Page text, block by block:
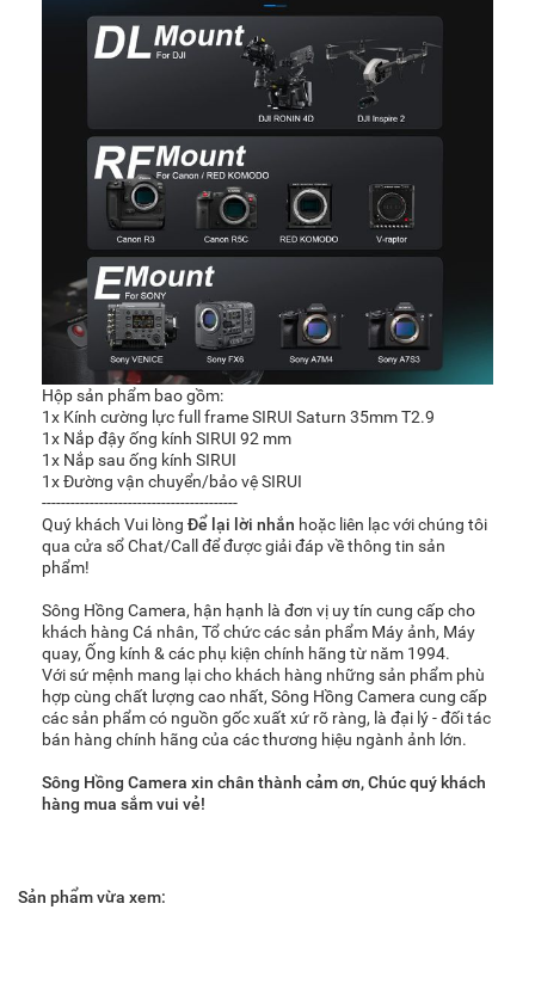
Hộp sản phẩm bao gồm:
1x Kính cường lực full frame SIRUI Saturn 35mm T2.9
1x Nắp đậy ống kính SIRUI 92 mm
1x Nắp sau ống kính SIRUI
1x Đường vận chuyển/bảo vệ SIRUI
-----------------------------------------
Quý khách Vui lòng Để lại lời nhắn hoặc liên lạc với chúng tôi
qua cửa sổ Chat/Call để được giải đáp về thông tin sản
phẩm!
Sông Hồng Camera, hận hạnh là đơn vị uy tín cung cấp cho
khách hàng Cá nhân, Tổ chức các sản phẩm Máy ảnh, Máy
quay, Ống kính & các phụ kiện chính hãng từ năm 1994.
Với sứ mệnh mang lại cho khách hàng những sản phẩm phù
hợp cùng chất lượng cao nhất, Sông Hồng Camera cung cấp
các sản phẩm có nguồn gốc xuất xứ rõ ràng, là đại lý - đối tác
bán hàng chính hãng của các thương hiệu ngành ảnh lớn.
Sông Hồng Camera xin chân thành cảm ơn, Chúc quý khách
hàng mua sắm vui vẻ!
Sản phẩm vừa xem: